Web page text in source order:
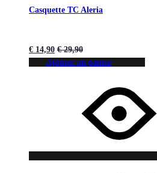
Casquette TC Aleria
€ 14,90 €29,90
Ajouter au panier